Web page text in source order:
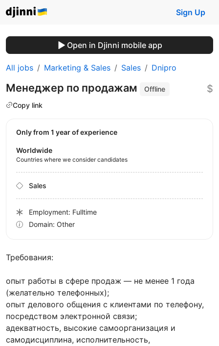
Sign Up
Open in Djinni mobile app
All jobs Marketing & Sales Sales Dnipro
Менеджер по продажам
Offline
Copy link
$
Требования:
опыт работы в сфере продаж — не менее 1 года
(желательно телефонных);
опыт делового общения с клиентами по телефону,
посредством электронной связи;
адекватность, высокие самоорганизация и
самодисциплина, исполнительность,
Only from 1 year of experience
Worldwide
Countries where we consider candidates
Sales
Employment: Fulltime
Domain: Other